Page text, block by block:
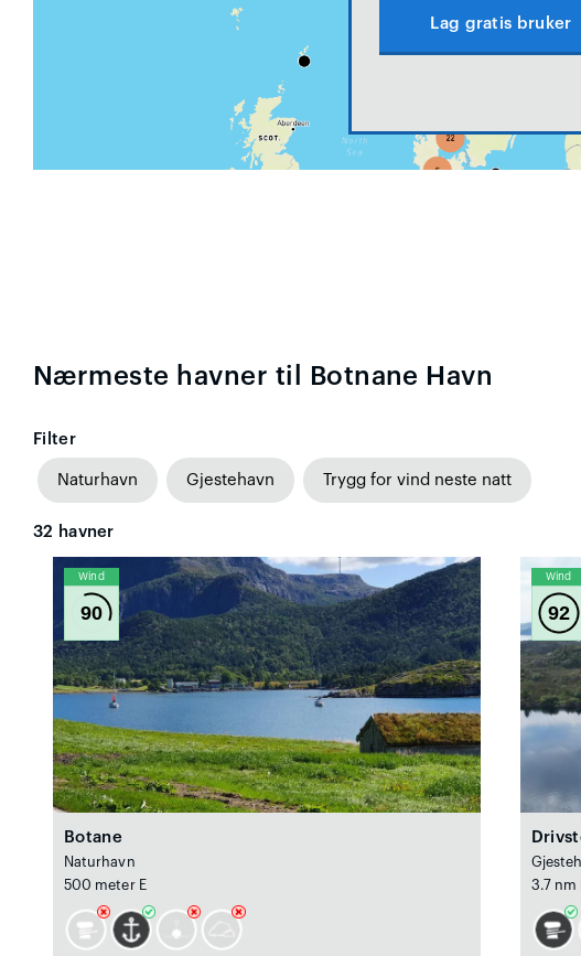
Lag gratis bruker
Nærmeste havner til Botnane Havn
Filter
Naturhavn Gjestehavn Trygg for vind neste natt
32 havner
Wind
90
Botane
Naturhavn
500 meter E
Wind
92
3.7 nm